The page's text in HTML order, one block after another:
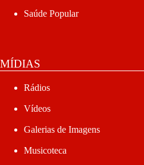
Saúde Popular
MÍDIAS
Rádios
Vídeos
Galerias de Imagens
Musicoteca